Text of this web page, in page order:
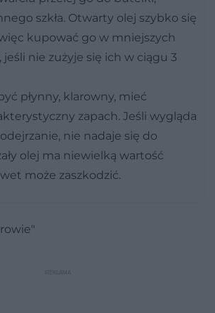
szkła. Otwarty olej szybko się
kupować go w mniejszych
nie zużyje się ich w ciągu 3
płynny, klarowny, mieć
zapach. Jeśli wygląda
nie nadaje się do
olej ma niewielką wartość
może zaszkodzić.